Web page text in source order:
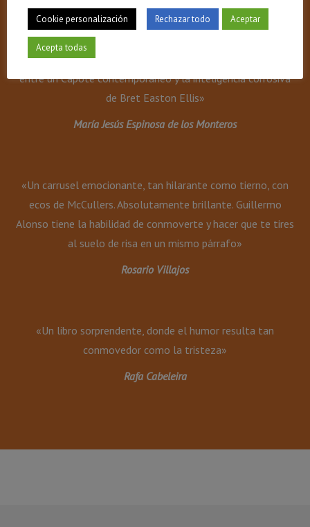
«Guillermo Alonso abunda conLa lengua entre los dientes
la mejor tradición cuentística dando vida a personajes
solitarios, estrambóticos y agudísimos; un cóctel perfecto
entre un Capote contemporáneo y la inteligencia corrosiva
de Bret Easton Ellis»
María Jesús Espinosa de los Monteros
«Un carrusel emocionante, tan hilarante como tierno, con
ecos de McCullers. Absolutamente brillante. Guillermo
Alonso tiene la habilidad de conmoverte y hacer que te tires
al suelo de risa en un mismo párrafo»
Rosario Villajos
«Un libro sorprendente, donde el humor resulta tan
conmovedor como la tristeza»
Rafa Cabeleira
Cookie personalización Rechazar todo Aceptar
Acepta todas